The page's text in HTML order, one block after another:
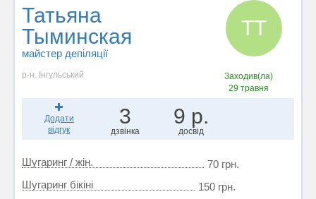
Татьяна
Тыминская
майстер депіляції
ТТ
р-н. Інгульський
Заходив(ла)
29 травня
Додати
відгук
3
дзвінка
9 р.
досвід
Шугаринг / жін.
70 грн.
Шугаринг бікіні
150 грн.